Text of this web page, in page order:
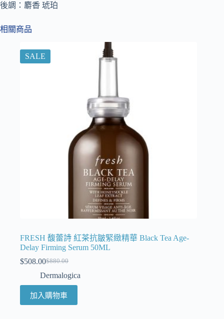
後調：麝香 琥珀
相關商品
SALE
FRESH 馥蕾詩 紅茶抗皺緊緻精華 Black Tea Age-
Delay Firming Serum 50ML
$880.00
$508.00
Dermalogica
加入購物車